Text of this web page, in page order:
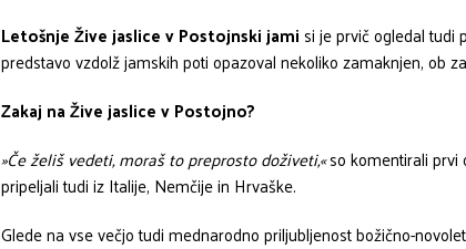
Letošnje Žive jaslice v Postojnski jamisi je prvič ogledal tudi
predstavo vzdolž jamskih poti opazoval nekoliko zamaknjen, ob
Zakaj na Žive jaslice v Postojno?
»Če želiš vedeti, moraš to preprosto doživeti,«so komentirali prvi
pripeljali tudi iz Italije, Nemčije in Hrvaške.
Glede na vse večjo tudi mednarodno priljubljenost božično-